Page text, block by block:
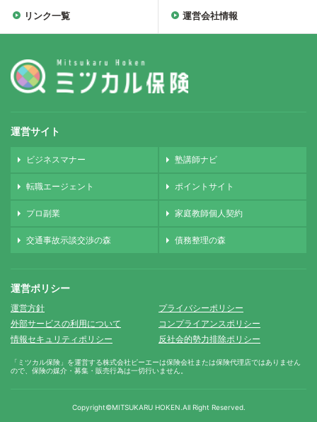
リンク一覧 運営会社情報
運営サイト
ビジネスマナー 塾講師ナビ
転職エージェント ポイントサイト
プロ副業 家庭教師個人契約
交通事故示談交渉の森 債務整理の森
運営ポリシー
運営方針
プライバシーポリシー
外部サービスの利用について
コンプライアンスポリシー
情報セキュリティポリシー
反社会的勢力排除ポリシー
「ミツカル保険」を運営する株式会社ピーエーは保険会社または保険代理店ではありません
ので、保険の媒介・募集・販売行為は一切行いません。
Copyright©MITSUKARU HOKEN.All Right Reserved.